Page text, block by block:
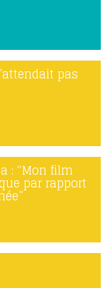
pas
: “Mon film
par rapport